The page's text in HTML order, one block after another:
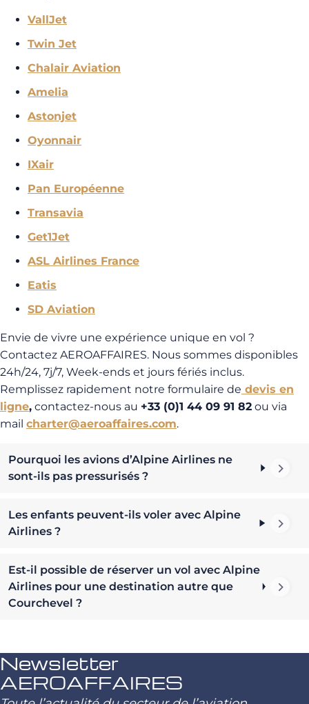
VallJet
Twin Jet
Chalair Aviation
Amelia
Astonjet
Oyonnair
IXair
Pan Européenne
Transavia
Get1Jet
ASL Airlines France
Eatis
SD Aviation
Envie de vivre une expérience unique en vol ?
Contactez AEROAFFAIRES. Nous sommes disponibles
24h/24, 7j/7, Week-ends et jours fériés inclus.
Remplissez rapidement notre formulaire de devis en
ligne, contactez-nous au +33 (0)1 44 09 91 82 ou via
mail charter@aeroaffaires.com.
Pourquoi les avions d’Alpine Airlines ne
sont-ils pas pressurisés ?
Les enfants peuvent-ils voler avec Alpine
Airlines ?
Est-il possible de réserver un vol avec Alpine
Airlines pour une destination autre que
Courchevel ?
Newsletter
AEROAFFAIRES